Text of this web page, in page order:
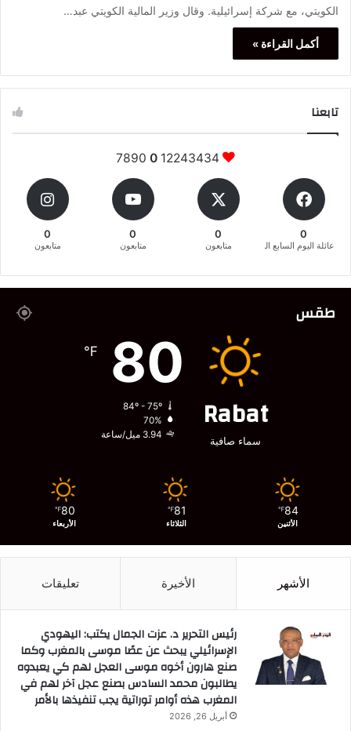
الكويتي، مع شركة إسرائيلية. وقال وزير المالية الكويتي عبد…
أكمل القراءة »
تابعنا
12243434
0
0
عائلة اليوم السابع المغربية
0
متابعون
0
متابعون
0
متابعون
طقس
Rabat
سماء صافية
80
℉
84º - 75º
70%
3.94 ميل/ساعة
84
℉
الأثنين
81
℉
الثلاثاء
80
℉
الأربعاء
الأشهر الأخيرة تعليقات
رئيس التحرير د. عزت الجمال يكتب: اليهودي
الإسرائيلي يبحث عن عصًا موسى بالمغرب وكما
صنع هارون أخوه موسى العجل لهم كي يعبدوه
يطالبون محمد السادس بصنع عجل آخر لهم في
المغرب هذه أوامر توراتية يجب تنفيذها بالأمر
أبريل 26, 2026